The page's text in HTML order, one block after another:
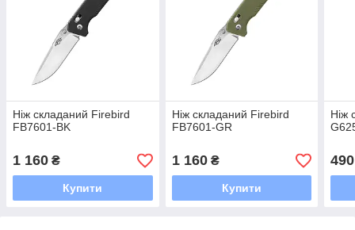
Ніж складаний Firebird
FB7601-BK
1 160 ₴
Купити
Ніж складаний Firebird
FB7601-GR
1 160₴
Купити
Ніж
490